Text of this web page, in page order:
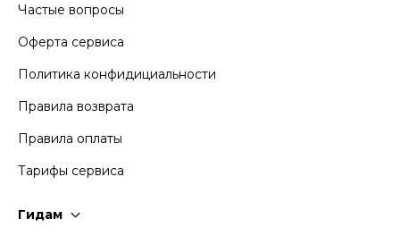
Частые вопросы
Оферта сервиса
Политика конфидициальности
Правила возврата
Правила оплаты
Тарифы сервиса
Гидам